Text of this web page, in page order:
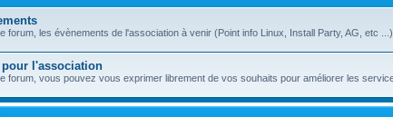
forum, les évènements de l'association à venir (Point info Linux, Install Party, AG, etc ...)
pour l'association
forum, vous pouvez vous exprimer librement de vos souhaits pour améliorer les